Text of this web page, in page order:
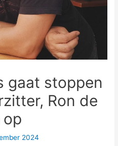
gaat stoppen
Ron de
2024